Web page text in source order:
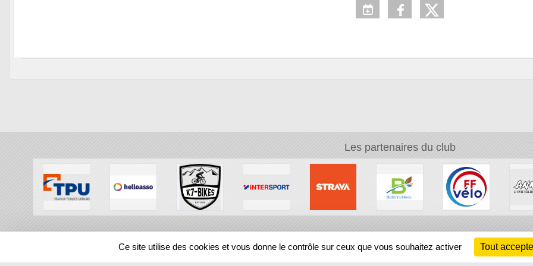
Les partenaires du club
REGIONS
Ce site utilise des cookies et vous donne le contrôle sur ceux que vous souhaitez activer Tout